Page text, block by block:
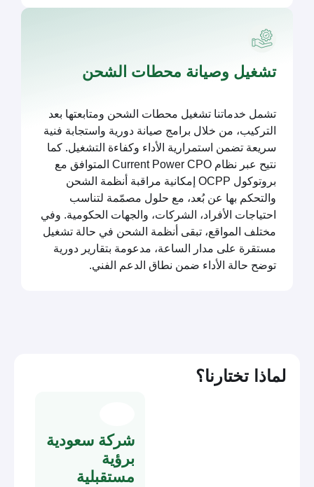
تشغيل وصيانة محطات الشحن
تشمل خدماتنا تشغيل محطات الشحن ومتابعتها بعد
التركيب، من خلال برامج صيانة دورية واستجابة فنية
سريعة تضمن استمرارية الأداء وكفاءة التشغيل. كما
نتيح عبر نظام Current Power CPO المتوافق مع
بروتوكول OCPP إمكانية مراقبة أنظمة الشحن
والتحكم بها عن بُعد، مع حلول مصمّمة لتناسب
احتياجات الأفراد، الشركات، والجهات الحكومية. وفي
مختلف المواقع، تبقى أنظمة الشحن في حالة تشغيل
مستقرة على مدار الساعة، مدعومة بتقارير دورية
توضح حالة الأداء ضمن نطاق الدعم الفني.
لماذا تختارنا؟
شركة سعودية
برؤية
مستقبلية